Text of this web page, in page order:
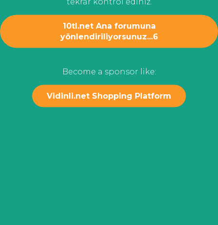
10tl.net Ana forumuna
yönlendiriliyorsunuz...6
Become a sponsor like:
Vidinli.net Shopping Platform